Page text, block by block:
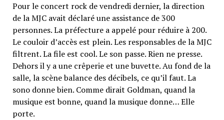
Pour le concert rock de vendredi dernier, la direction
de la MJC avait déclaré une assistance de 300
personnes. La préfecture a appelé pour réduire à 200.
Le couloir d’accès est plein. Les responsables de la MJC
filtrent. La file est cool. Le son passe. Rien ne presse.
Dehors il y a une crêperie et une buvette. Au fond de la
salle, la scène balance des décibels, ce qu’il faut. La
sono donne bien. Comme dirait Goldman, quand la
musique est bonne, quand la musique donne… Elle
porte.